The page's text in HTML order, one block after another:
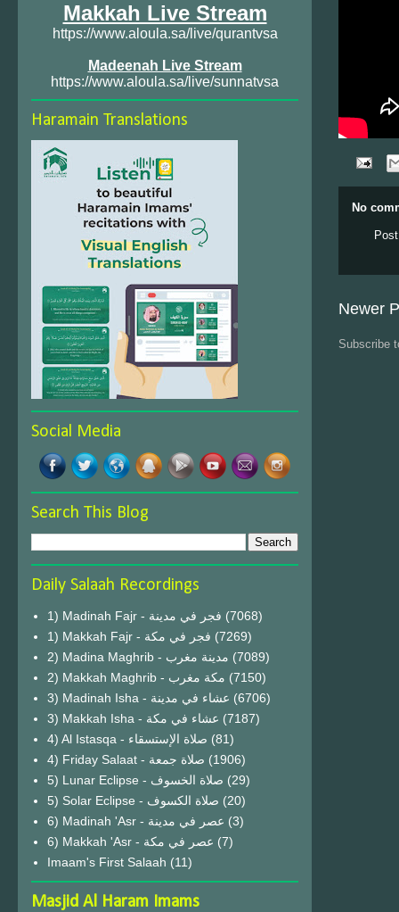
No
Newer
Subscribe
Makkah Live Stream
https://www.aloula.sa/live/qurantvsa
Madeenah Live Stream
https://www.aloula.sa/live/sunnatvsa
Haramain Translations
Social Media
Search This Blog
Daily Salaah Recordings
1) Madinah Fajr - فجر في مدينة (7068)
1) Makkah Fajr - فجر في مكة (7269)
2) Madina Maghrib - مدينة مغرب (7089)
2) Makkah Maghrib - مكة مغرب (7150)
3) Madinah Isha - عشاء في مدينة (6706)
3) Makkah Isha - عشاء في مكة (7187)
4) Al Istasqa - صلاة الإستسقاء (81)
4) Friday Salaat - صلاة جمعة (1906)
5) Lunar Eclipse - صلاة الخسوف (29)
(20)
6) Madinah 'Asr - عصر في مدينة (3)
6) Makkah 'Asr - عصر في مكة (7)
Imaam's First Salaah (11)
Masjid Al Haram Imams